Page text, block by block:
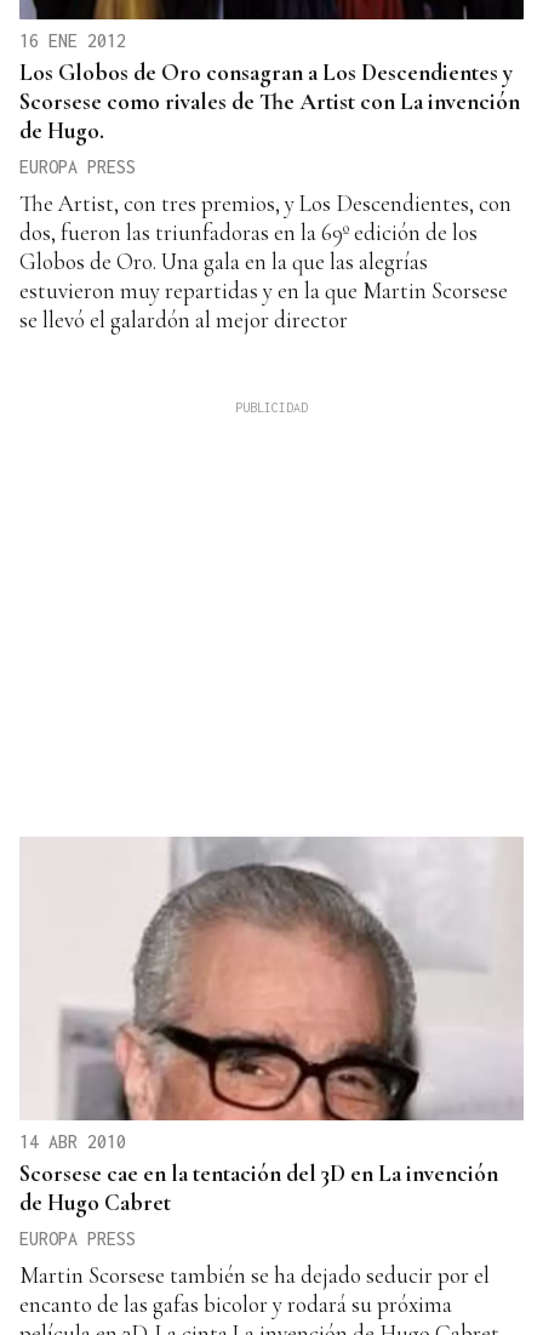
16 ENE 2012
Los Globos de Oro consagran a Los Descendientes y
Scorsese como rivales de The Artist con La invención
de Hugo.
EUROPA PRESS
The Artist, con tres premios, y Los Descendientes, con
dos, fueron las triunfadoras en la 69º edición de los
Globos de Oro. Una gala en la que las alegrías
estuvieron muy repartidas y en la que Martin Scorsese
se llevó el galardón al mejor director
14 ABR 2010
Scorsese cae en la tentación del 3D en La invención
de Hugo Cabret
EUROPA PRESS
Martin Scorsese también se ha dejado seducir por el
encanto de las gafas bicolor y rodará su próxima